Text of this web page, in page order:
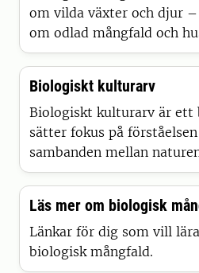
om vilda växter och djur
om odlad mångfald och
bevara gamla
mångfalden.
Biologiskt kulturarv
Biologiskt kulturarv är ett
sätter fokus på
sambanden mellan
människans brukande av
biologiska mångfalden.
Läs mer om biologisk
Länkar för dig som vill
biologisk mångfald.